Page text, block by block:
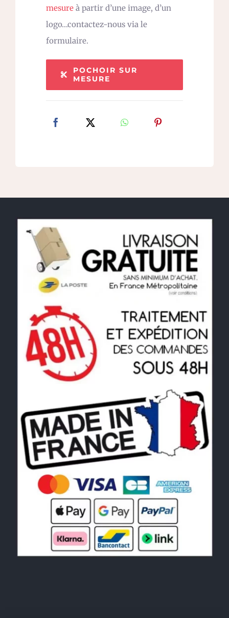
mesure à partir d’une image, d’un
logo…contactez-nous via le
formulaire.
POCHOIR SUR
MESURE